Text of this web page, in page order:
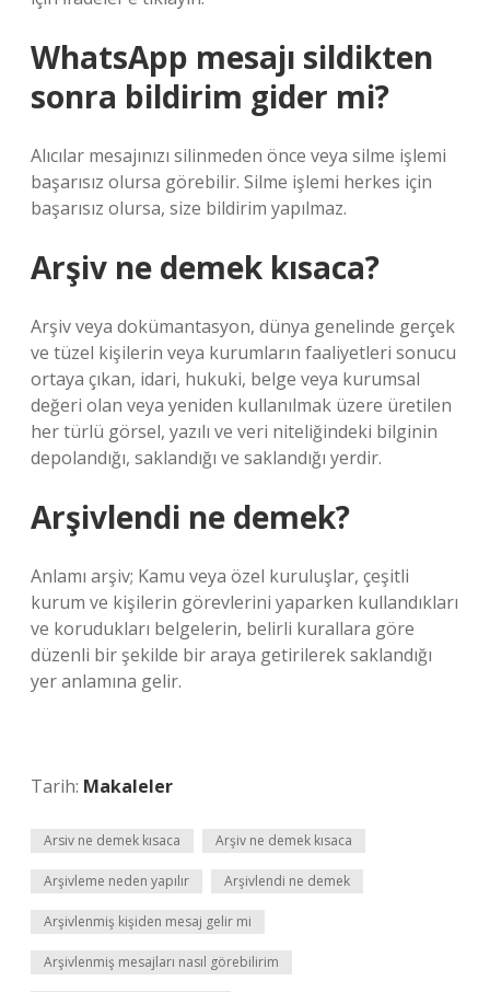
WhatsApp mesajı sildikten
sonra bildirim gider mi?
Alıcılar mesajınızı silinmeden önce veya silme işlemi
başarısız olursa görebilir. Silme işlemi herkes için
başarısız olursa, size bildirim yapılmaz.
Arşiv ne demek kısaca?
Arşiv veya dokümantasyon, dünya genelinde gerçek
ve tüzel kişilerin veya kurumların faaliyetleri sonucu
ortaya çıkan, idari, hukuki, belge veya kurumsal
değeri olan veya yeniden kullanılmak üzere üretilen
her türlü görsel, yazılı ve veri niteliğindeki bilginin
depolandığı, saklandığı ve saklandığı yerdir.
Arşivlendi ne demek?
Anlamı arşiv; Kamu veya özel kuruluşlar, çeşitli
kurum ve kişilerin görevlerini yaparken kullandıkları
ve korudukları belgelerin, belirli kurallara göre
düzenli bir şekilde bir araya getirilerek saklandığı
yer anlamına gelir.
Tarih: Makaleler
Arsiv ne demek kısaca Arşiv ne demek kısaca
Arşivleme neden yapılır Arşivlendi ne demek
Arşivlenmiş kişiden mesaj gelir mi
Arşivlenmiş mesajları nasıl görebilirim